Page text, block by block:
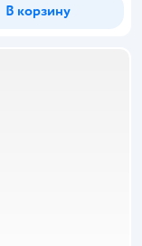
В корзину